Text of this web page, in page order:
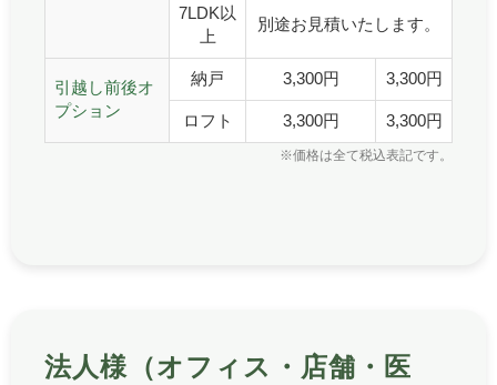
7LDK以
上
別途お見積いたします。
引越し前後オ
プション
納戸 3,300円 3,300円
ロフト 3,300円 3,300円
※価格は全て税込表記です。
法人様（オフィス・店舗・医